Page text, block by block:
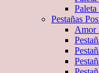
Pestañas
Amor